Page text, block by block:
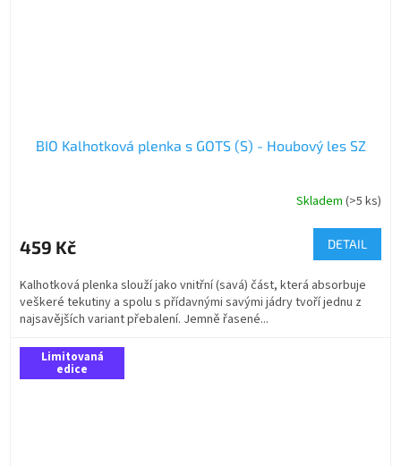
BIO Kalhotková plenka s GOTS (S) - Houbový les SZ
Skladem (>5 ks)
459 Kč DETAIL
Kalhotková plenka slouží jako vnitřní (savá) část, která absorbuje
veškeré tekutiny a spolu s přídavnými savými jádry tvoří jednu z
najsavějších variant přebalení. Jemně řasené...
Limitovaná
edice